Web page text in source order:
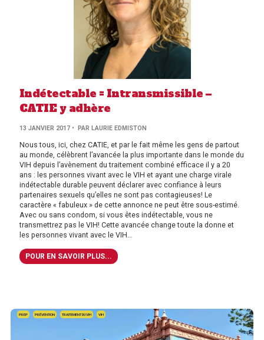
Indétectable = Intransmissible –
CATIE y adhère
13 JANVIER 2017 • PAR LAURIE EDMISTON
Nous tous, ici, chez CATIE, et par le fait même les gens de partout
au monde, célèbrent l’avancée la plus importante dans le monde du
VIH depuis l’avènement du traitement combiné efficace il y a 20
ans : les personnes vivant avec le VIH et ayant une charge virale
indétectable durable peuvent déclarer avec confiance à leurs
partenaires sexuels qu’elles ne sont pas contagieuses! Le
caractère « fabuleux » de cette annonce ne peut être sous-estimé.
Avec ou sans condom, si vous êtes indétectable, vous ne
transmettrez pas le VIH! Cette avancée change toute la donne et
les personnes vivant avec le VIH...
POUR EN SAVOIR PLUS...
PREP PRÉVENTION TRAITEMENT DU VIH VIH